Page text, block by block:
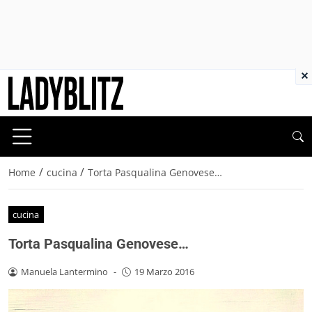
Home / cucina / Torta Pasqualina Genovese…
cucina
Torta Pasqualina Genovese…
Manuela Lantermino - 19 Marzo 2016
×